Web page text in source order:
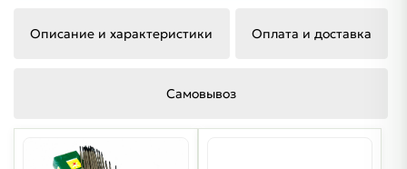
Описание и характеристики Оплата и доставка
Самовывоз